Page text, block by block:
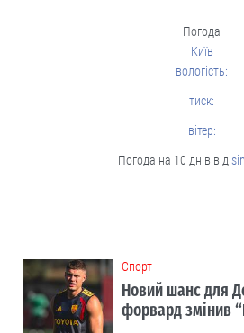
Погода
Київ
вологість:
тиск:
вітер:
Погода на 10 днів від
Cпорт
Новий шанс для
форвард змінив